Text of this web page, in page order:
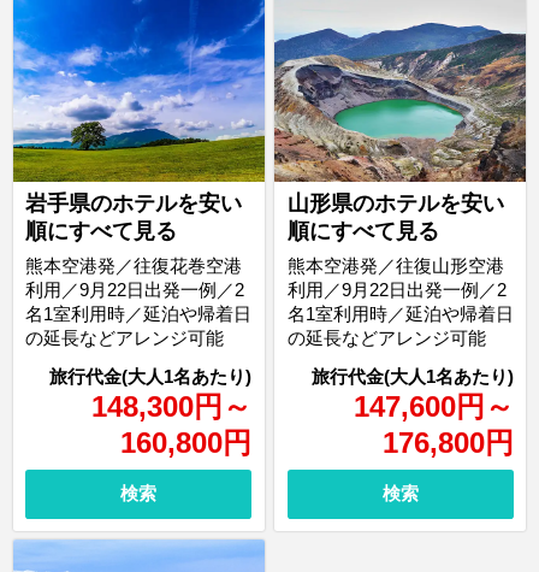
岩手県のホテルを安い
順にすべて見る
148,300円 ～
160,800円
熊本空港発／往復花巻空港
利用／9月22日出発一例／2
名1室利用時／延泊や帰着日
の延長などアレンジ可能
検索
山形県のホテルを安い
順にすべて見る
147,600円 ～
176,800円
熊本空港発／往復山形空港
利用／9月22日出発一例／2
名1室利用時／延泊や帰着日
の延長などアレンジ可能
検索